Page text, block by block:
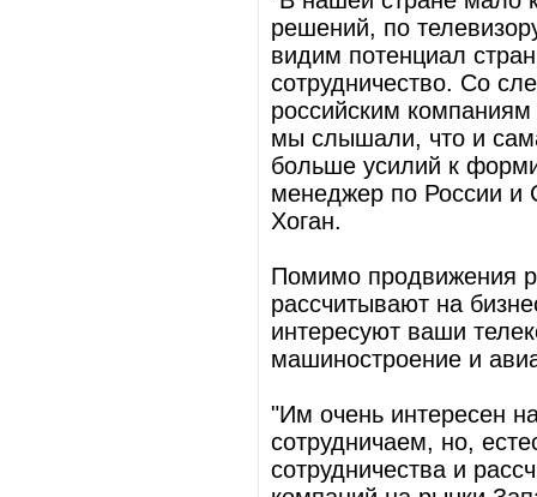
решений, по
видим потенциал
сотрудничество. Со
российским
мы слышали, что и
больше усилий к
менеджер по России и
Хоган.
Помимо продвижения
рассчитывают на
интересуют ваши
машиностроение и
"Им очень интересен
сотрудничаем, но,
сотрудничества и